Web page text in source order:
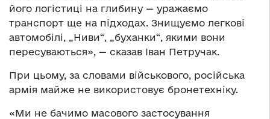
його логістиці на глибину — уражаємо
транспорт ще на підходах. Знищуємо легкові
автомобілі, „Ниви“, „буханки“, якими вони
пересуваються», — сказав Іван Петручак.
При цьому, за словами військового, російська
армія майже не використовує бронетехніку.
«Ми не бачимо масового застосування